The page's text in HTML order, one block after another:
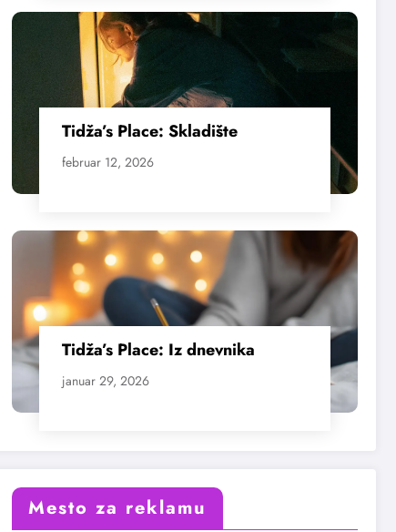
Tidža’s Place: Skladište
februar 12, 2026
Tidža’s Place: Iz dnevnika
januar 29, 2026
Mesto za reklamu